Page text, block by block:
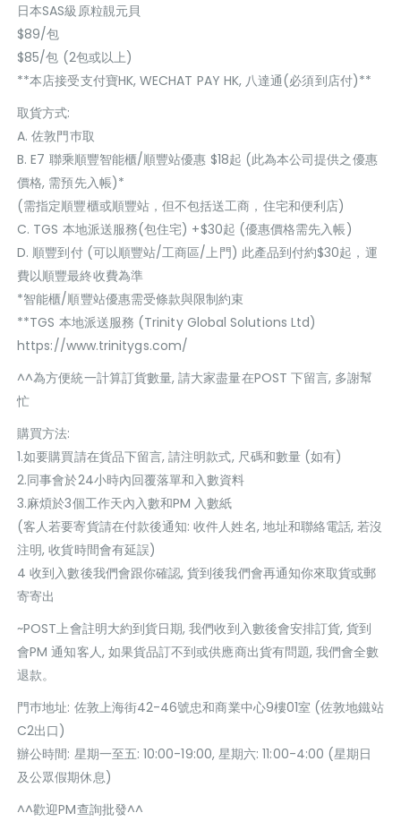
日本SAS級原粒靚元貝
$89/包
$85/包 (2包或以上)
**本店接受支付寶HK, WECHAT PAY HK, 八達通(必須到店付)**
取貨方式:
A. 佐敦門巿取
B. E7 聯乘順豐智能櫃/順豐站優惠 $18起 (此為本公司提供之優惠
價格, 需預先入帳)*
(需指定順豐櫃或順豐站，但不包括送工商，住宅和便利店)
C. TGS 本地派送服務(包住宅) +$30起 (優惠價格需先入帳)
D. 順豐到付 (可以順豐站/工商區/上門) 此產品到付約$30起，運
費以順豐最終收費為準
*智能櫃/順豐站優惠需受條款與限制約束
**TGS 本地派送服務 (Trinity Global Solutions Ltd)
https://www.trinitygs.com/
^^為方便統一計算訂貨數量, 請大家盡量在POST 下留言, 多謝幫
忙
購買方法:
1.如要購買請在貨品下留言, 請注明款式, 尺碼和數量 (如有)
2.同事會於24小時內回覆落單和入數資料
3.麻煩於3個工作天內入數和PM 入數紙
(客人若要寄貨請在付款後通知: 收件人姓名, 地址和聯絡電話, 若沒
注明, 收貨時間會有延誤)
4 收到入數後我們會跟你確認, 貨到後我們會再通知你來取貨或郵
寄寄出
~POST上會註明大約到貨日期, 我們收到入數後會安排訂貨, 貨到
會PM 通知客人, 如果貨品訂不到或供應商出貨有問題, 我們會全數
退款。
門巿地址: 佐敦上海街42-46號忠和商業中心9樓01室 (佐敦地鐵站
C2出口)
辦公時間: 星期一至五: 10:00-19:00, 星期六: 11:00-4:00 (星期日
及公眾假期休息)
^^歡迎PM查詢批發^^